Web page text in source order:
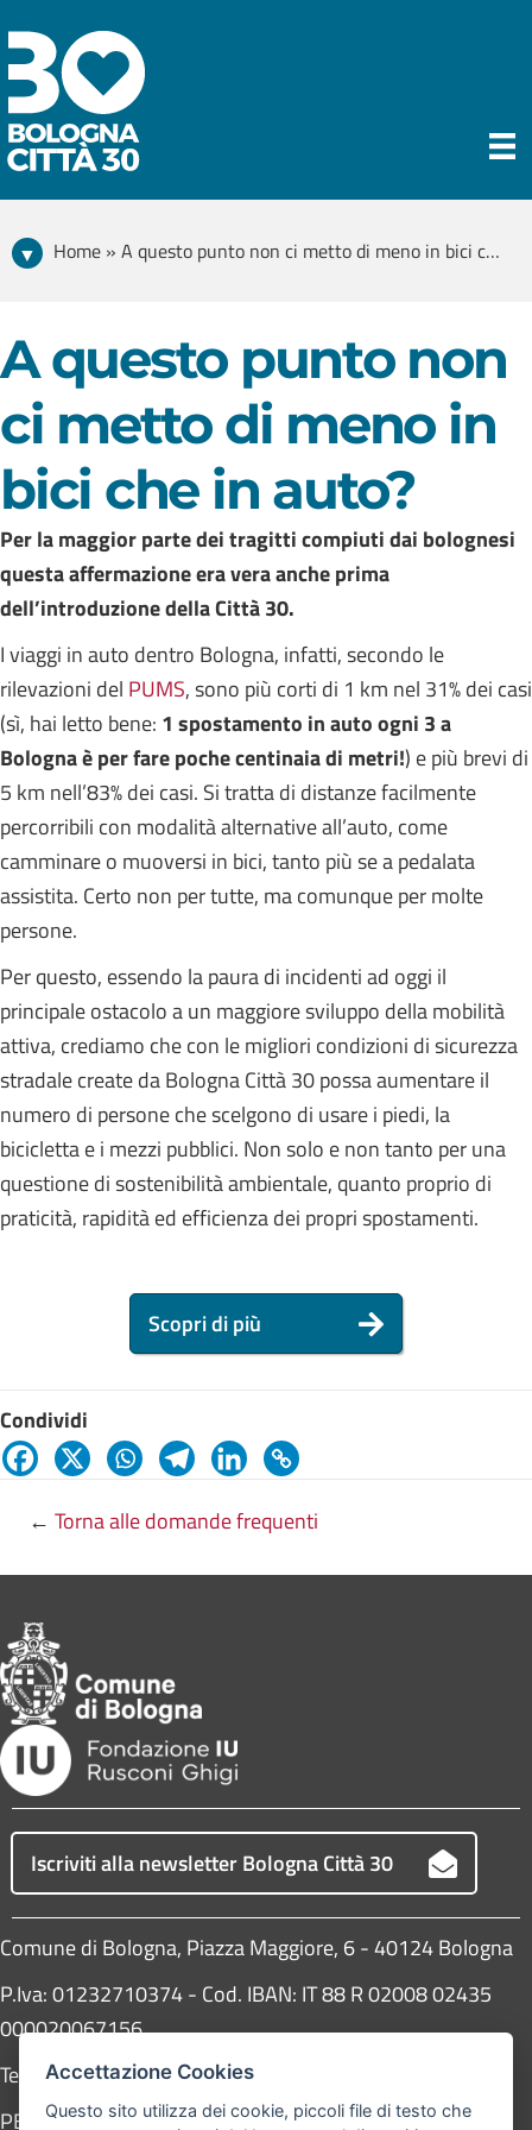
Home » A questo punto non ci metto di meno in bici che in auto?
A questo punto non
ci metto di meno in
bici che in auto?
Per la maggior parte dei tragitti compiuti dai bolognesi
questa affermazione era vera anche prima
dell’introduzione della Città 30.
I viaggi in auto dentro Bologna, infatti, secondo le
rilevazioni del PUMS, sono più corti di 1 km nel 31% dei casi
(sì, hai letto bene: 1 spostamento in auto ogni 3 a
Bologna è per fare poche centinaia di metri!) e più brevi di
5 km nell’83%dei casi. Si tratta di distanze facilmente
percorribili con modalità alternative all’auto, come
camminare o muoversi in bici, tanto più se a pedalata
assistita. Certo non per tutte, ma comunque per molte
persone.
Per questo, essendo la paura di incidenti ad oggi il
principale ostacolo a un maggiore sviluppo della mobilità
attiva, crediamo che con le migliori condizioni di sicurezza
stradale create da Bologna Città 30 possa aumentare il
numero di persone che scelgono di usare i piedi, la
bicicletta e i mezzi pubblici. Non solo e non tanto per una
questione di sostenibilità ambientale, quanto proprio di
praticità, rapidità ed efficienza dei propri spostamenti.
Scopri di più
Condividi
← Torna alle domande frequenti
Iscriviti alla newsletter Bologna Città 30
Comune di Bologna, Piazza Maggiore, 6 - 40124 Bologna
P.Iva: 01232710374 - Cod. IBAN: IT 88 R 02008 02435
000020067156
Telefono:051203040
PEC: protocollogenerale@pec.comune.bologna.it
Accettazione Cookies
Questo sito utilizza dei cookie, piccoli file di testo che